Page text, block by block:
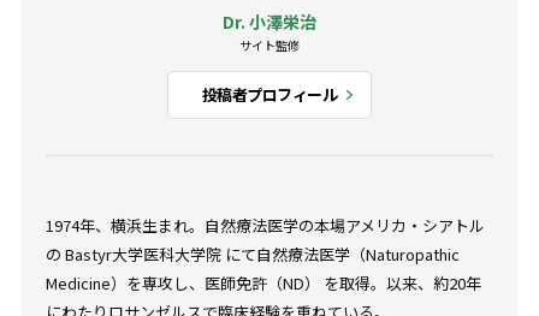
Dr. 小澤栄治
サイト監修
投稿者プロフィール
1974年、横浜生まれ。自然療法医学の本場アメリカ・シアトル
の Bastyr大学医科大学院 にて自然療法医学（Naturopathic
Medicine）を専攻し、医師免許（ND） を取得。以来、約20年